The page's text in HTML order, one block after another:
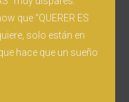
que “QUERER ES
solo están en
hace que un sueño